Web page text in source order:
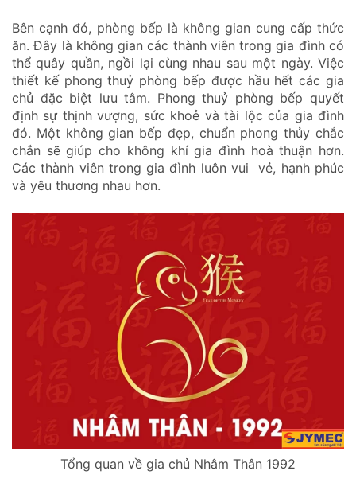
Bên cạnh đó, phòng bếp là không gian cung cấp thức
ăn. Đây là không gian các thành viên trong gia đình có
thể quây quần, ngồi lại cùng nhau sau một ngày. Việc
thiết kế phong thuỷ phòng bếp được hầu hết các gia
chủ đặc biệt lưu tâm. Phong thuỷ phòng bếp quyết
định sự thịnh vượng, sức khoẻ và tài lộc của gia đình
đó. Một không gian bếp đẹp, chuẩn phong thủy chắc
chắn sẽ giúp cho không khí gia đình hoà thuận hơn.
Các thành viên trong gia đình luôn vui vẻ, hạnh phúc
và yêu thương nhau hơn.
Tổng quan về gia chủ Nhâm Thân 1992